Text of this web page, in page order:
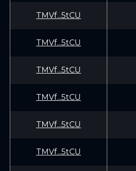
TMVf...5tCU
TMVf...5tCU
TMVf...5tCU
TMVf...5tCU
TMVf...5tCU
TMVf...5tCU